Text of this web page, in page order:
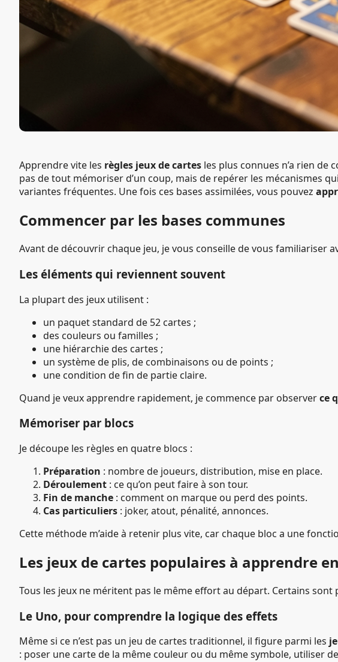
Apprendre vite les règles jeux de cartes les plus connues n’a rien de
pas de tout mémoriser d’un coup, mais de repérer les mécanismes
variantes fréquentes. Une fois ces bases assimilées, vous pouvez
Commencer par les bases communes
Avant de découvrir chaque jeu, je vous conseille de vous familiariser
Les éléments qui reviennent souvent
La plupart des jeux utilisent :
un paquet standard de 52 cartes ;
des couleurs ou familles ;
une hiérarchie des cartes ;
un système de plis, de combinaisons ou de points ;
une condition de fin de partie claire.
Quand je veux apprendre rapidement, je commence par observerce
Mémoriser par blocs
Je découpe les règles en quatre blocs :
Préparation : nombre de joueurs, distribution, mise en place.
Déroulement : ce qu’on peut faire à son tour.
Fin de manche : comment on marque ou perd des points.
Cas particuliers : joker, atout, pénalité, annonces.
Cette méthode m’aide à retenir plus vite, car chaque bloc a une
Les jeux de cartes populaires à apprendre
Tous les jeux ne méritent pas le même effort au départ. Certains sont
Le Uno, pour comprendre la logique des effets
Même si ce n’est pas un jeu de cartes traditionnel, il figure parmi les
: poser une carte de la même couleur ou du même symbole, utiliser